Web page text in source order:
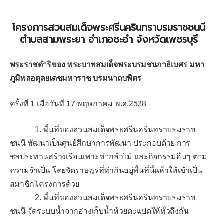
โครงการสวนสมเด็จพระศรีนครินทราบรมราชชนนี
ตำบลสามพระยา อำเภอชะอำ จังหวัดเพชรบุรี
พระราชดำริของ พระบาทสมเด็จพระบรมชนกาธิเบศร มหา
ภูมิพลอดุลยเดชมหาราช บรมนาถบพิตร
ครั้งที่ 1 เมื่อวันที่ 17 พฤษภาคม พ.ศ.2528
1. พื้นที่ของสวนสมเด็จพระศรีนครินทราบรมราช
ชนนี พัฒนาเป็นศูนย์ศึกษาการพัฒนา ประกอบด้วย การ
ชลประทานสร้างเรือนเพาะชำกล้าไม้ และกิจกรรมอื่นๆ ตาม
ความจำเป็น โดยจัดราษฎรที่ทำกินอยู่พื้นที่นี้แล้วให้เข้าเป็น
สมาชิกโครงการด้วย
2. พื้นที่ของสวนสมเด็จพระศรีนครินทราบรมราช
ชนนี จัดระบบน้ำจากอ่างเก็บน้ำห้วยตะแปดให้ทั่วถึงกัน